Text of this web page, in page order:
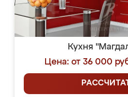
Кухня
Цена: от 36 000